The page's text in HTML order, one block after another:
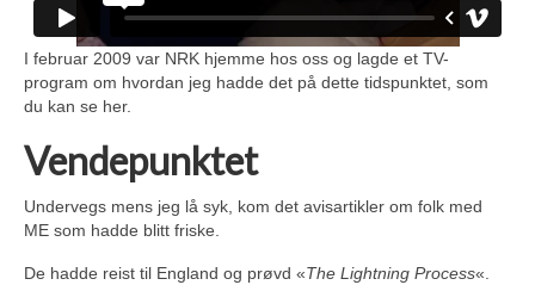
I februar 2009 var NRK hjemme hos oss og lagde et TV-
program om hvordan jeg hadde det på dette tidspunktet, som
du kan se her.
Vendepunktet
Undervegs mens jeg lå syk, kom det avisartikler om folk med
ME som hadde blitt friske.
De hadde reist til England og prøvd «The Lightning Process«.